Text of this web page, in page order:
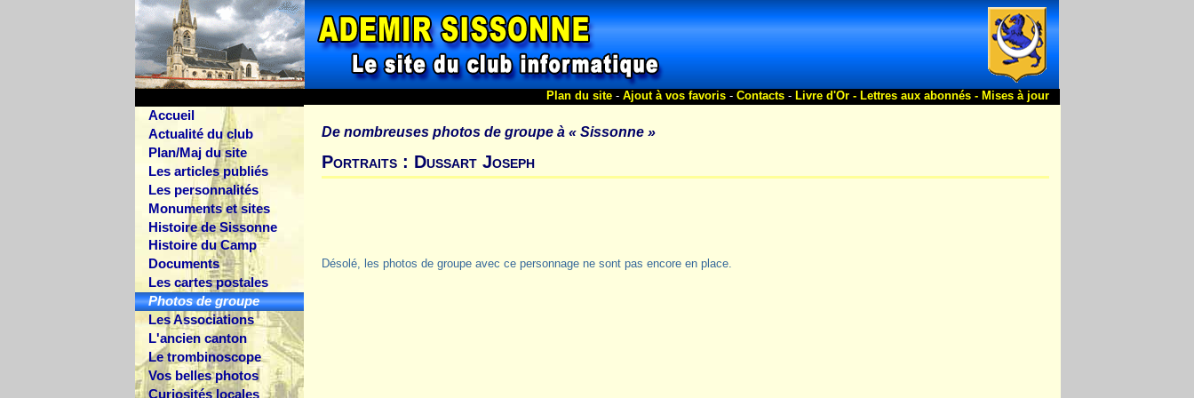
Accueil
Actualité du club
Plan/Maj du site
Les articles publiés
Les personnalités
Monuments et sites
Histoire de Sissonne
Histoire du Camp
Documents
Les cartes postales
Photos de groupe
Les Associations
L'ancien canton
Le trombinoscope
Vos belles photos
Curiosités locales
Plan du site- Ajout à vos favoris- Contacts- Livre d'Or - Lettres aux abonnés - Mises à jour
De nombreuses photos de groupe à « Sissonne »
Portraits : Dussart Joseph
Désolé, les photos de groupe avec ce personnage ne sont pas encore en place.